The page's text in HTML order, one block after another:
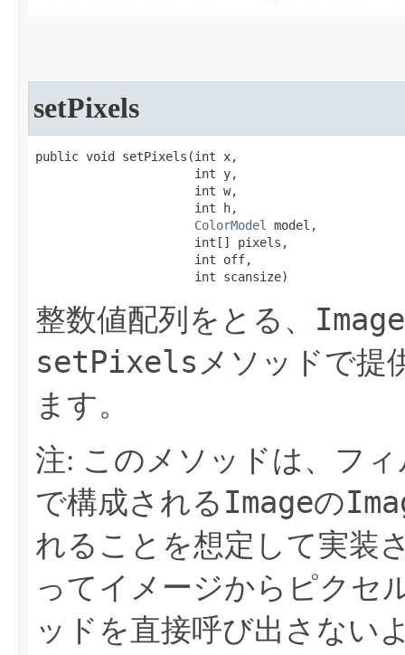
setPixels
public void setPixels​(int x,
                      int y,
                      int w,
                      int h,
ColorModel
model,
                      int[] pixels,
                      int off,
                      int scansize)
整数値配列をとる、
setPixels メソッドで提
ます。
注: このメソッドは、フ
で構成される Imageの
れることを想定して実装
ってイメージからピクセ
ッドを直接呼び出さない